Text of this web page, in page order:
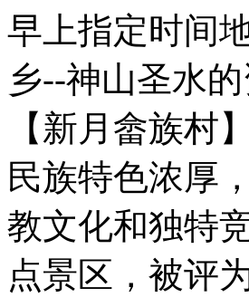
早上指定时间
乡--神山圣水
【新月畲族村
民族特色浓厚
教文化和独特
点景区，被评